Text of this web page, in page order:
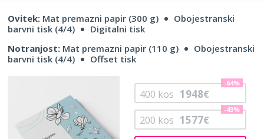
Ovitek: Mat premazni papir (300 g)
Obojestranski
barvni tisk (4/4)
Digitalni tisk
Notranjost: Mat premazni papir (110 g)
Obojestranski
barvni tisk (4/4)
Offset tisk
200 kos 1577€
-43%
400 kos 1948€
-64%